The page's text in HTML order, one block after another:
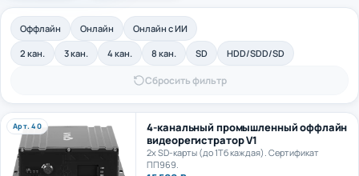
Оффлайн Онлайн Онлайн с ИИ
3 кан. 4 кан. SD HDD/SDD/SD
Арт. 40
4-канальный промышленный оффлайн
видеорегистратор V1
2х SD-карты (до 1Тб каждая). Сертификат
ПП969.
15 500 ₽